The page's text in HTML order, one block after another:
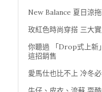
New Balance 夏日涼
玫紅色時尚穿搭 三大
你聽過 「Drop式上新
這招銷售
愛馬仕也比不上 冷冬